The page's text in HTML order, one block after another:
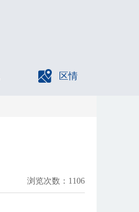
区情
浏览次数： 1106